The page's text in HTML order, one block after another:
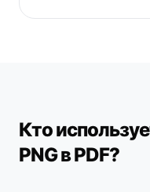
Кто
PNG в PDF?